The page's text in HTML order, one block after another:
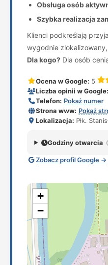
Obsługa osób
Szybka realizacja
Klienci podkreślają
wygodnie
Dla kogo? Dla osób
Ocena w Google: 5
Liczba opinii w Google:
Telefon: Pokaż numer
Strona www: Pokaż
Lokalizacja: Płk.
Godziny otwarcia
Zobacz profil Google →
+
−